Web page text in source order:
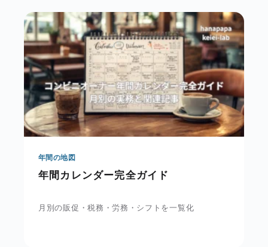
年間の地図
年間カレンダー完全ガイド
月別の販促・税務・労務・シフトを一覧化